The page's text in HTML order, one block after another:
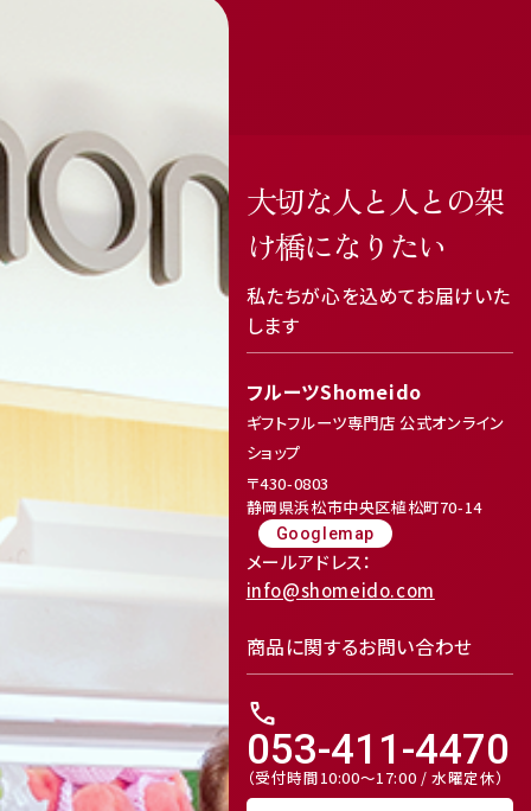
大切な人と人との架
け橋になりたい
私たちが心を込めてお届けいた
します
フルーツShomeido
ギフトフルーツ専門店 公式オンライン
ショップ
〒430-0803
静岡県浜松市中央区植松町70-14
Googlemap
メールアドレス：
info@shomeido.com
商品に関するお問い合わせ
call
053-411-4470
（受付時間10:00～17:00 / 水曜定休）